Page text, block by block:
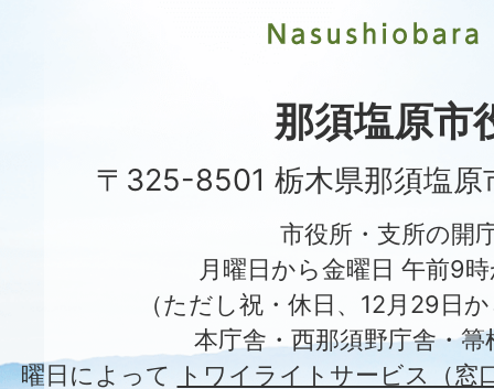
市
City
那須塩原市
〒325-8501 栃木県那須塩原
市役所・支所の開
月曜日から金曜日 午前9
（ただし祝・休日、12月29日
本庁舎・西那須野庁舎・
曜日によって
トワイライトサービス（窓